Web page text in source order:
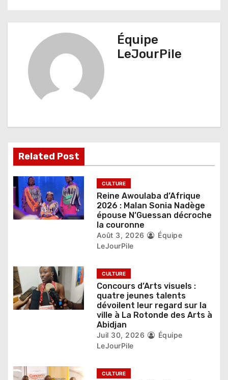
i
d
e
l
’
t
i
c
Équipe
LeJourPile
Related Post
CULTURE
Reine Awoulaba d’Afrique
2026 : Malan Sonia Nadège
épouse N’Guessan décroche
la couronne
Août 3, 2026
Équipe
LeJourPile
CULTURE
Concours d’Arts visuels :
quatre jeunes talents
dévoilent leur regard sur la
ville à La Rotonde des Arts à
Abidjan
Juil 30, 2026
Équipe
LeJourPile
CULTURE